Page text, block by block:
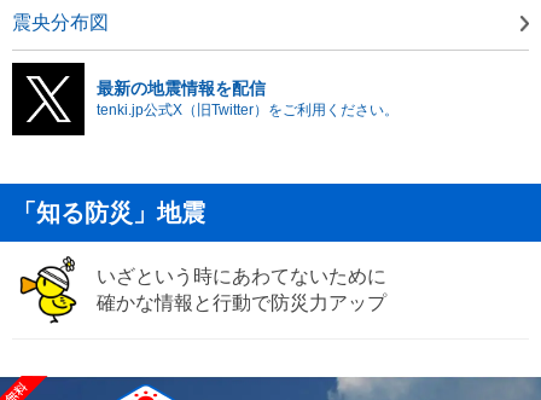
震央分布図
最新の地震情報を配信
tenki.jp公式X（旧Twitter）をご利用ください。
「知る防災」地震
いざという時にあわてないために
確かな情報と行動で防災力アップ